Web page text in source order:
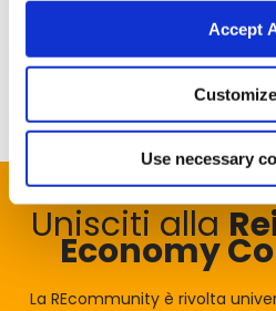
Accept
Customize
Use necessary
Unisciti alla
Economy
La REcommunity è rivolta